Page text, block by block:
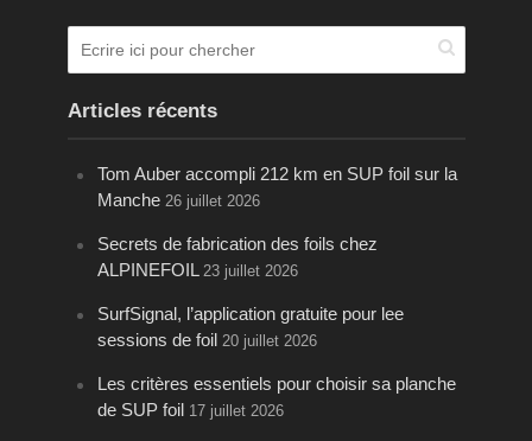
Articles récents
Tom Auber accompli 212 km en SUP foil sur la
Manche 26 juillet 2026
Secrets de fabrication des foils chez
ALPINEFOIL 23 juillet 2026
SurfSignal, l’application gratuite pour lee
sessions de foil 20 juillet 2026
Les critères essentiels pour choisir sa planche
de SUP foil 17 juillet 2026